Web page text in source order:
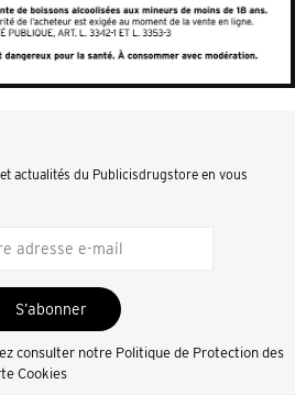
actualités du Publicisdrugstore en vous
S’abonner
consulter notre Politique de Protection des
Cookies